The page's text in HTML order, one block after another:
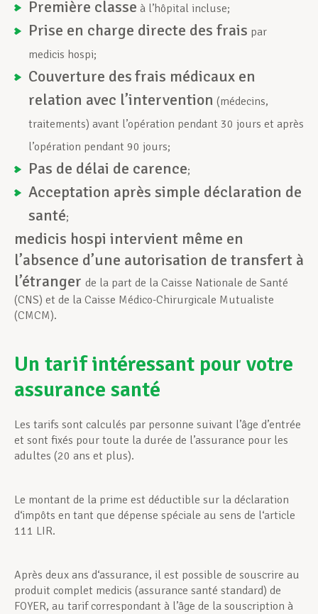
Première classe à l’hôpital incluse;
Prise en charge directe des frais par
medicis hospi;
Couverture desfrais médicaux en
relation avec l’intervention (médecins,
traitements) avant l’opération pendant 30 jours et après
l’opération pendant 90 jours;
Pas de délai de carence;
Acceptation après simple déclaration de
santé;
medicis hospi intervient même en
l’absence d’une autorisation de transfert à
l’étranger de la part de la Caisse Nationale de Santé
(CNS) et de la Caisse Médico-Chirurgicale Mutualiste
(CMCM).
Un tarif intéressant pour votre
assurance santé
Les tarifs sont calculés par personne suivant l’âge d’entrée
et sont fixés pour toute la durée de l’assurance pour les
adultes (20 ans et plus).
Le montant de la prime est déductible sur la déclaration
d‘impôts en tant que dépense spéciale au sens de l‘article
111 LIR.
Après deux ans d‘assurance, il est possible de souscrire au
produit complet medicis (assurance santé standard) de
FOYER, au tarif correspondant à l’âge de la souscription à